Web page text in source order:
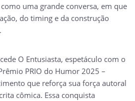
uma grande conversa, em que
do timing e da construção
O Entusiasta, espetáculo com o
PRIO do Humor 2025 –
que reforça sua força autoral
cômica. Essa conquista